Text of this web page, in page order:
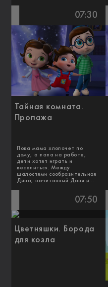
07:30
Тайная комната.
Пропажа
Пока мама хлопочет по
дому, а папа на работе,
дети хотят играть и
веселиться. Между
шалостями сообразительная
Дина, начитанный Даня и...
07:50
Цветняшки. Борода
для козла